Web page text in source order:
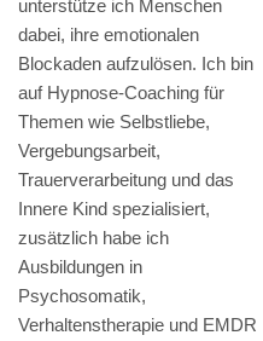
unterstütze ich Menschen
dabei, ihre emotionalen
Blockaden aufzulösen. Ich bin
auf Hypnose-Coaching für
Themen wie Selbstliebe,
Vergebungsarbeit,
Trauerverarbeitung und das
Innere Kind spezialisiert,
zusätzlich habe ich
Ausbildungen in
Psychosomatik,
Verhaltenstherapie und EMDR